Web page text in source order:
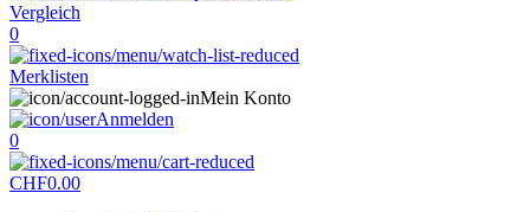
Vergleich
0
Merklisten
Mein Konto
Anmelden
0
CHF0.00